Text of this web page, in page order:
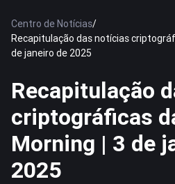
Centro de Notícias/
Recapitulação das notícias
de janeiro de 2025
Recapitulação
criptográficas
Morning | 3 de
2025